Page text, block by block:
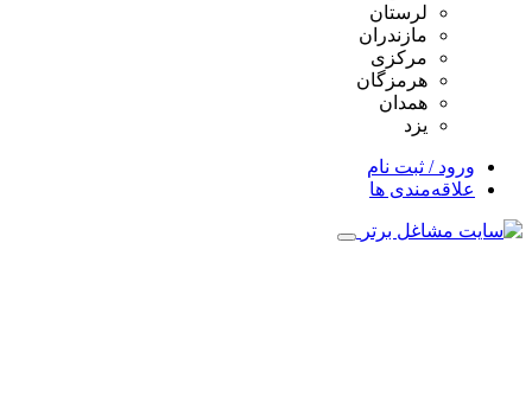
لرستان
مازندران
مرکزی
هرمزگان
همدان
یزد
ورود / ثبت نام
علاقه‌مندی ها